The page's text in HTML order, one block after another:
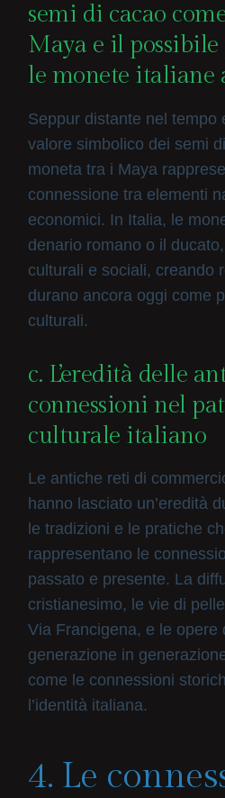
semi di cacao
Maya e il
le monete italiane
Seppur distante nel tempo
valore simbolico dei semi
moneta tra i Maya
connessione tra elementi
economici. In Italia, le
denario romano o il
culturali e sociali, creando
durano ancora oggi come
culturali.
c. L’eredità delle
connessioni nel
culturale italiano
Le antiche reti di
hanno lasciato un’eredità
le tradizioni e le pratiche
rappresentano le
passato e presente. La
cristianesimo, le vie di
Via Francigena, e le opere
generazione in
come le connessioni
l’identità italiana.
4. Le